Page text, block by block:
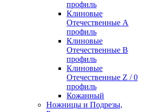
профиль
Клиновые
Отечественные А
профиль
Клиновые
Отечественные В
профиль
Клиновые
Отечественные Z / 0
профиль
Кожанный
Ножницы и Подрезы,